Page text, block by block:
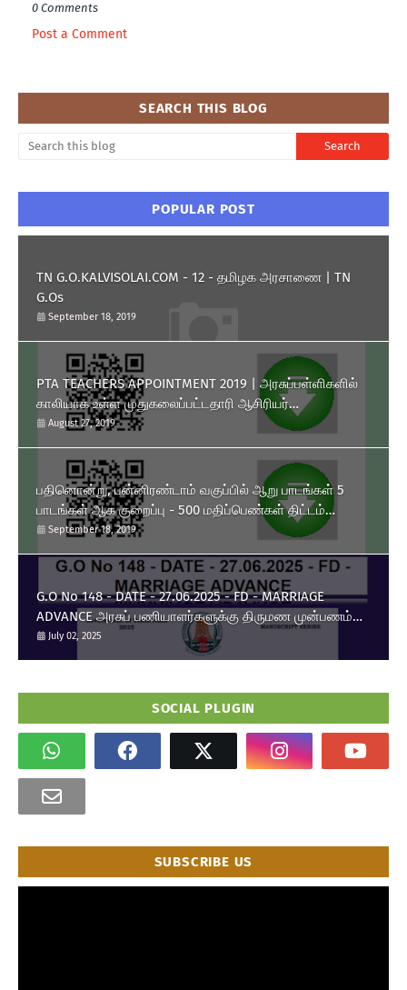
0 Comments
Post a Comment
SEARCH THIS BLOG
POPULAR POST
TN G.O.KALVISOLAI.COM - 12 - தமிழக அரசாணை | TN
G.Os
September 18, 2019
PTA TEACHERS APPOINTMENT 2019 | அரசுப்பள்ளிகளில்
காலியாக உள்ள முதுகலைப்பட்டதாரி ஆசிரியர்
பணியிடங்களை ரூபாய் 10,000 தொகுப்பூதியத்தில் நிரப்பிக்
கொள்ள பள்ளிக்கல்வித்துறை அனுமதி அளித்து அரசாணை
வெளியிட்டுள்ளது.
August 27, 2019
பதினொன்று, பன்னிரண்டாம் வகுப்பில் ஆறு பாடங்கள் 5
பாடங்கள் ஆக குறைப்பு - 500 மதிப்பெண்கள் திட்டம்
அறிமுகம் - தமிழக அரசு அரசாணை வெளியீடு.
September 18, 2019
G.O No 148 - DATE - 27.06.2025 - FD - MARRIAGE
ADVANCE அரசுப் பணியாளர்களுக்கு திருமண முன்பணம்
உயர்வு.
July 02, 2025
SOCIAL PLUGIN
SUBSCRIBE US